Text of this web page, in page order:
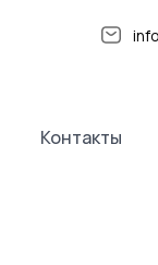
Контакты